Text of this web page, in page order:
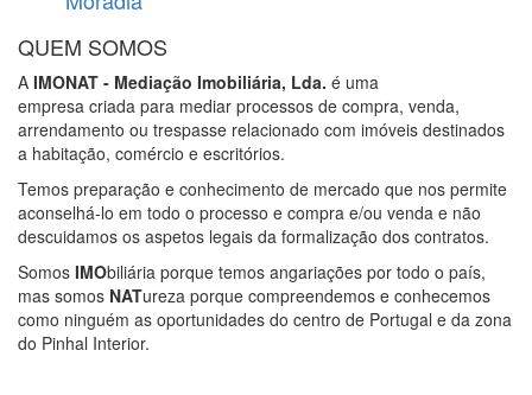
QUEM SOMOS
A IMONAT - Mediação Imobiliária, Lda. é uma
empresa criada para mediar processos de compra, venda,
arrendamento ou trespasse relacionado com imóveis destinados
a habitação, comércio e escritórios.
Temos preparação e conhecimento de mercado que nos permite
aconselhá-lo em todo o processo e compra e/ou venda e não
descuidamos os aspetos legais da formalização dos contratos.
Somos IMObiliária porque temos angariações por todo o país,
mas somos NATureza porque compreendemos e conhecemos
como ninguém as oportunidades do centro de Portugal e da zona
do Pinhal Interior.